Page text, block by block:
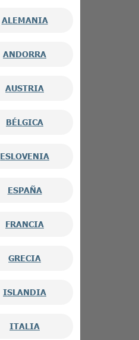
ALEMANIA
ANDORRA
AUSTRIA
BÉLGICA
ESLOVENIA
ESPAÑA
FRANCIA
GRECIA
ISLANDIA
ITALIA